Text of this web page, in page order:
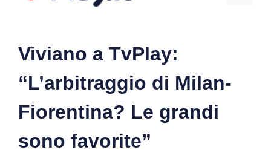
Viviano a TvPlay:
“L’arbitraggio di Milan-
Fiorentina? Le grandi
sono favorite”